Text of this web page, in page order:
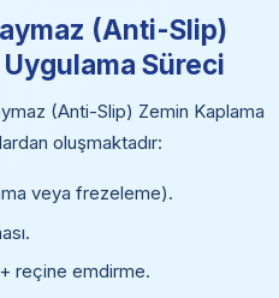
(Anti-Slip)
Süreci
(Anti-Slip) Zemin Kaplama
oluşmaktadır:
veya frezeleme).
reçine emdirme.